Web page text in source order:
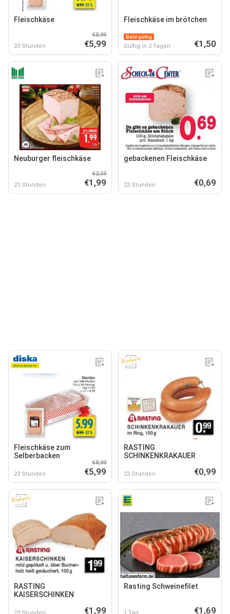
Fleischkäse
23 Stunden
€8,99
€5,99
Fleischkäse im brötchen
Bald gültig
Gültig in 2 Tagen €1,50
Neuburger fleischkäse
23 Stunden
€2,59
€1,99
gebackenen Fleischkäse
23 Stunden €0,69
Fleischkäse zum
Selberbacken
23 Stunden
€8,99
€5,99
RASTING
SCHINKENKRAKAUER
23 Stunden €0,99
RASTING
KAISERSCHINKEN
23 Stunden €1,99
Rasting Schweinefilet
1 Tag €1,69